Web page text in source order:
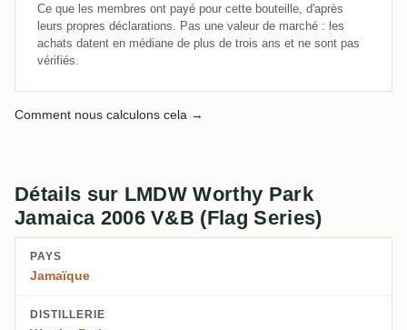
Ce que les membres ont payé pour cette bouteille, d'après
leurs propres déclarations. Pas une valeur de marché : les
achats datent en médiane de plus de trois ans et ne sont pas
vérifiés.
Comment nous calculons cela →
Détails sur LMDW Worthy Park
Jamaica 2006 V&B (Flag Series)
PAYS
Jamaïque
DISTILLERIE